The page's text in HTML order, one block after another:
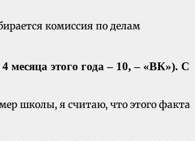
комиссия по делам
месяца этого года – 10, – «ВК»). С
школы, я считаю, что этого факта